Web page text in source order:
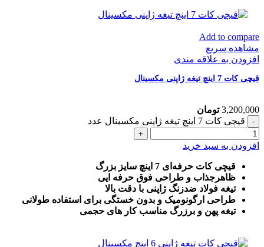
Add to compare
مشاهده سریع
افزودن به علاقه مندی
قیچی کات 7 اینچ تیغه ژاپنی مکسینال
3,200,000 تومان
قیچی کات 7 اینچ تیغه ژاپنی مکسینال عدد
افزودن به سبد خرید
قیچی کات حرفه‌ای 7 اینچ سایز بزرگ
ظاهرجذاب و طراحی فوق حرفه ایی
تیغه فولاد ضدزنگ ژاپنی با دقت بالا
طراحی ارگونومیک و بدون خستگی برای استفاده طولانی
تیغه پهن و برزرگ مناسب کار های حجمی